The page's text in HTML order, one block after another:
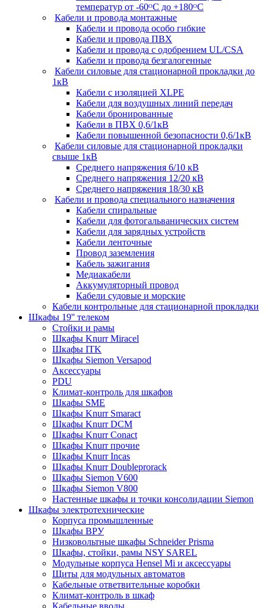
температур от -60ᴼC до +180ᴼС
Кабели и провода монтажные
Кабели и провода особо гибкие
Кабели и провода ПВХ
Кабели и провода с одобрением UL/CSA
Кабели и провода безгалогенные
Кабели силовые для стационарной прокладки до
1кВ
Кабели c изоляцией XLPE
Кабели для воздушных линий передач
Кабели бронированные
Кабели в ПВХ 0,6/1кВ
Кабели повышенной безопасности 0,6/1кВ
Кабели силовые для стационарной прокладки
свыше 1кВ
Среднего напряжения 6/10 кВ
Среднего напряжения 12/20 кВ
Среднего напряжения 18/30 кВ
Кабели и провода специального назначения
Кабели спиральные
Кабели для фотогальванических систем
Кабели для зарядных устройств
Кабели ленточные
Провод заземления
Кабель зажигания
Медиакабели
Аккумуляторный провод
Кабели судовые и морские
Кабели контрольные для стационарной прокладки
Шкафы 19'' телеком
Стойки и рамы
Шкафы Knurr Miracel
Шкафы ITK
Шкафы Siemon Versapod
Аксессуары
PDU
Климат-контроль для шкафов
Шкафы SME
Шкафы Knurr Smaract
Шкафы Knurr DCM
Шкафы Knurr Conact
Шкафы Knurr прочие
Шкафы Knurr Incas
Шкафы Knurr Doubleprorack
Шкафы Siemon V600
Шкафы Siemon V800
Настенные шкафы и точки консолидации Siemon
Шкафы электротехнические
Корпуса промышленные
Шкафы ВРУ
Низковольтные шкафы Schneider Prisma
Шкафы, стойки, рамы NSY SAREL
Модульные корпуса Hensel Mi и аксессуары
Щиты для модульных автоматов
Кабельные ответвительные коробки
Климат-контроль в шкаф
Кабельные вводы